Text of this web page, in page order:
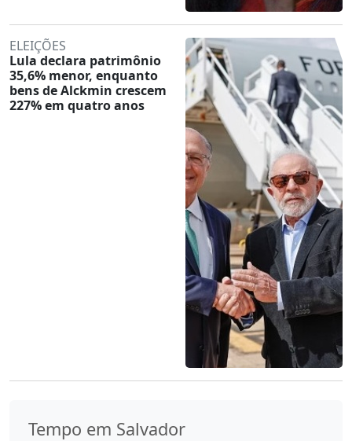
ELEIÇÕES
Lula declara patrimônio
35,6% menor, enquanto
bens de Alckmin crescem
227% em quatro anos
Tempo em Salvador